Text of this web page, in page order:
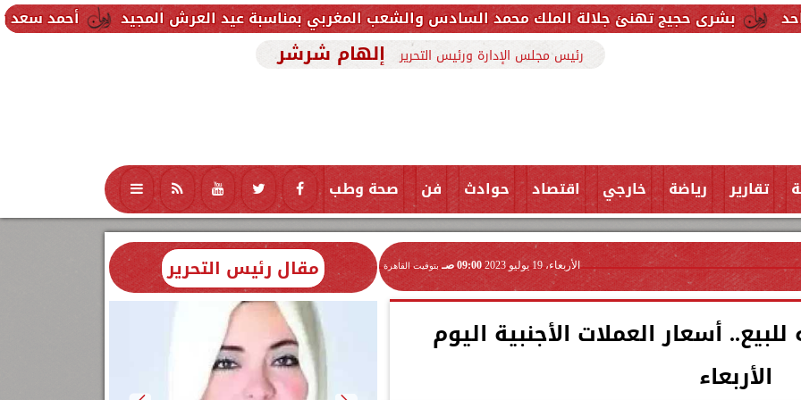
أحمد سعد يطلق «الألبوم تهنئ جلالة الملك محمد السادس والشعب المغربي بمناسبة عيد العرش المجيد
رئيس مجلس الإدارة ورئيس التحرير إلهام شرشر
تقارير رياضة خارجي اقتصاد حوادث فن صحة وطب تكنولوجيا منوعات محافظات
الأربعاء، 19 يوليو 2023 09:00 صـ بتوقيت القاهرة
يسجل 30.85 جنيه للبيع.. أسعار العملات الأجنبية اليوم
الأربعاء
مقال رئيس التحرير